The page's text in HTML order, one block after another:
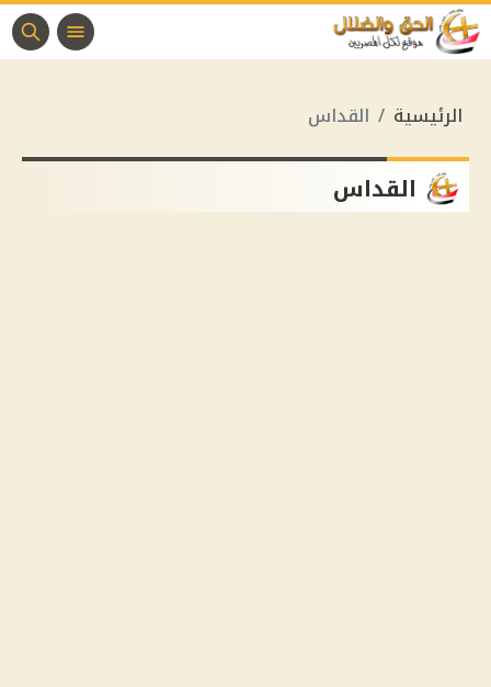
الرئيسية القداس
القداس